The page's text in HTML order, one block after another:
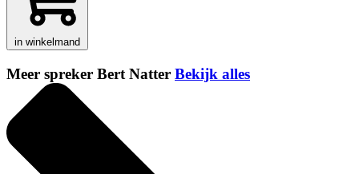
in winkelmand
Meer spreker Bert Natter Bekijk alles